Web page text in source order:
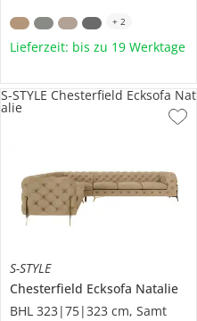
+ 2
Lieferzeit: bis zu 19 Werktage
S-STYLE
Chesterfield Ecksofa Natalie
BHL 323|75|323 cm, Samt
S-STYLE Chesterfield Ecksofa Nat
alie